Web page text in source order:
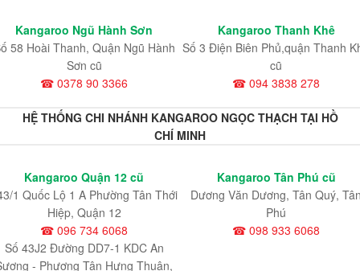
Kangaroo Ngũ Hành Sơn
58 Hoài Thanh, Quận Ngũ Hành
Sơn cũ
☎ 0378 90 3366
Kangaroo Thanh Khê
Số 3 Điện Biên Phủ,quận Thanh
cũ
☎ 094 3838 278
HỆ THỐNG CHI NHÁNH KANGAROO NGỌC THẠCH TẠI HỒ
CHÍ MINH
Kangaroo Quận 12 cũ
1 Quốc Lộ 1 A Phường Tân Thới
Hiệp, Quận 12
☎ 096 734 6068
Số 43J2 Đường DD7-1 KDC An
- Phương Tân Hưng Thuận,
Kangaroo Tân Phú cũ
Dương Văn Dương, Tân Quý,
Phú
☎ 098 933 6068